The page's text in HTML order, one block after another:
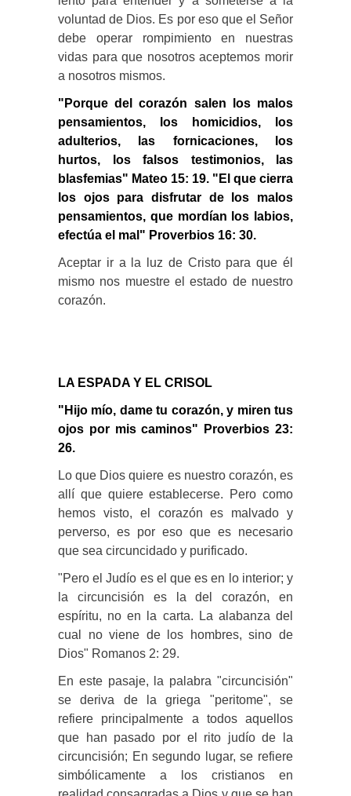
voluntad de Dios. Es por eso que el Señor
debe operar rompimiento en nuestras
vidas para que nosotros aceptemos morir
a nosotros mismos.
"Porque del corazón salen los malos
pensamientos, los homicidios, los
adulterios, las fornicaciones, los
hurtos, los falsos testimonios, las
blasfemias" Mateo 15: 19. "El que cierra
los ojos para disfrutar de los malos
pensamientos, que mordían los labios,
efectúa el mal" Proverbios 16: 30.
Aceptar ir a la luz de Cristo para que él
mismo nos muestre el estado de nuestro
corazón.
LA ESPADA Y EL CRISOL
"Hijo mío, dame tu corazón, y miren tus
ojos por mis caminos" Proverbios 23:
26.
Lo que Dios quiere es nuestro corazón, es
allí que quiere establecerse. Pero como
hemos visto, el corazón es malvado y
perverso, es por eso que es necesario
que sea circuncidado y purificado.
"Pero el Judío es el que es en lo interior; y
la circuncisión es la del corazón, en
espíritu, no en la carta. La alabanza del
cual no viene de los hombres, sino de
Dios" Romanos 2: 29.
En este pasaje, la palabra "circuncisión"
se deriva de la griega "peritome", se
refiere principalmente a todos aquellos
que han pasado por el rito judío de la
circuncisión; En segundo lugar, se refiere
simbólicamente a los cristianos en